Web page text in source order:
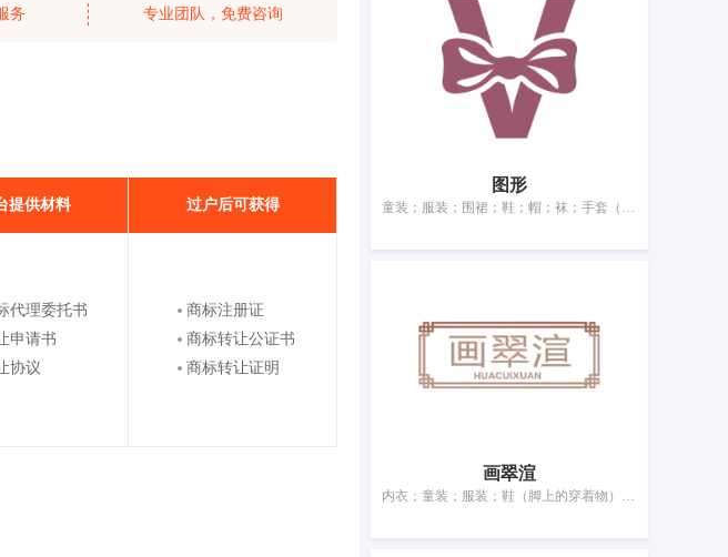
务 专业团队，免费咨询
提供材料 过户后可获得
代理委托书
申请书
协议
商标注册证
商标转让公证书
商标转让证明
图形
童装；服装；围裙；鞋；帽；袜；手套（服装）；围巾；腰带；婚纱
画翠渲
内衣；童装；服装；鞋（脚上的穿着物）；帽；袜；手套（服装）；围巾；皮带（服饰用）；婚纱